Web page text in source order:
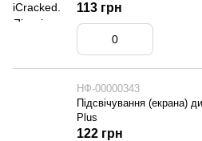
113 грн
НФ-00000343
Підсвічування (екрана)
Plus
122 грн